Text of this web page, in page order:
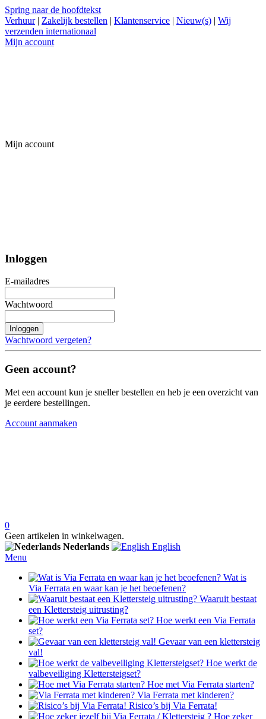
Spring naar de hoofdtekst
Verhuur | Zakelijk bestellen | Klantenservice | Nieuw(s) | Wij
verzenden internationaal
Mijn account
Mijn account
Inloggen
E-mailadres
Wachtwoord
Inloggen
Wachtwoord vergeten?
Geen account?
Met een account kun je sneller bestellen en heb je een overzicht van
je eerdere bestellingen.
Account aanmaken
0
Geen artikelen in winkelwagen.
Nederlands
English
Menu
Wat is
Via Ferrata en waar kan je het beoefenen?
Waaruit bestaat
een Klettersteig uitrusting?
Hoe werkt een Via Ferrata
set?
Gevaar van een klettersteig
val!
Hoe werkt de
valbeveiliging Klettersteigset?
Hoe met Via Ferrata starten?
Via Ferrata met kinderen?
Risico’s bij Via Ferrata!
Hoe zeker